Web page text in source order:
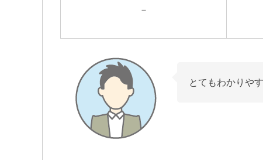
－
とてもわかりや